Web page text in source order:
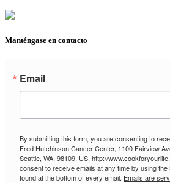
Manténgase en contacto
Email
By submitting this form, you are consenting to
Fred Hutchinson Cancer Center, 1100 Fairview
Seattle, WA, 98109, US, http://
consent to receive emails at any time by using
found at the bottom of every email. Emails are